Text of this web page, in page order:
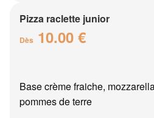
Pizza raclette junior
Dès 10.00 €
Base crème fraiche,
pommes de terre